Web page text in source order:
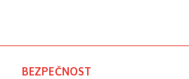
BEZPEČNOST